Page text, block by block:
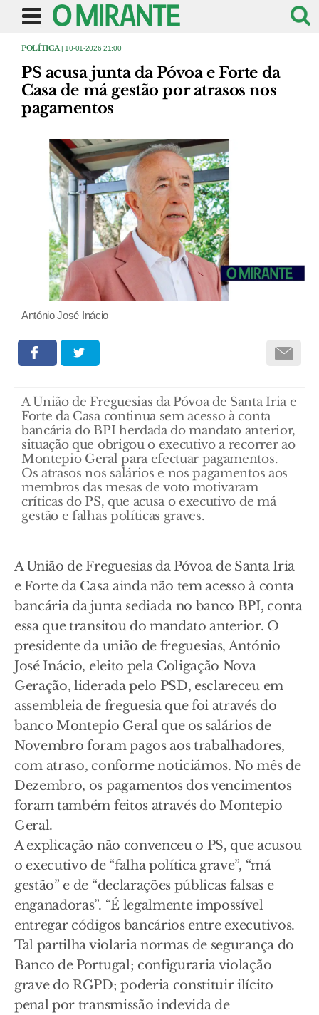
POLÍTICA | 10-01-2026 21:00
PS acusa junta da Póvoa e Forte da
Casa de má gestão por atrasos nos
pagamentos
António José Inácio
A União de Freguesias da Póvoa de Santa Iria e
Forte da Casa continua sem acesso à conta
bancária do BPI herdada do mandato anterior,
situação que obrigou o executivo a recorrer ao
Montepio Geral para efectuar pagamentos.
Os atrasos nos salários e nos pagamentos aos
membros das mesas de voto motivaram
críticas do PS, que acusa o executivo de má
gestão e falhas políticas graves.
A União de Freguesias da Póvoa de Santa Iria
e Forte da Casa ainda não tem acesso à conta
bancária da junta sediada no banco BPI, conta
essa que transitou do mandato anterior. O
presidente da união de freguesias, António
José Inácio, eleito pela Coligação Nova
Geração, liderada pelo PSD, esclareceu em
assembleia de freguesia que foi através do
banco Montepio Geral que os salários de
Novembro foram pagos aos trabalhadores,
com atraso, conforme noticiámos. No mês de
Dezembro, os pagamentos dos vencimentos
foram também feitos através do Montepio
Geral.
A explicação não convenceu o PS, que acusou
o executivo de “falha política grave”, “má
gestão” e de “declarações públicas falsas e
enganadoras”. “É legalmente impossível
entregar códigos bancários entre executivos.
Tal partilha violaria normas de segurança do
Banco de Portugal; configuraria violação
grave do RGPD; poderia constituir ilícito
penal por transmissão indevida de